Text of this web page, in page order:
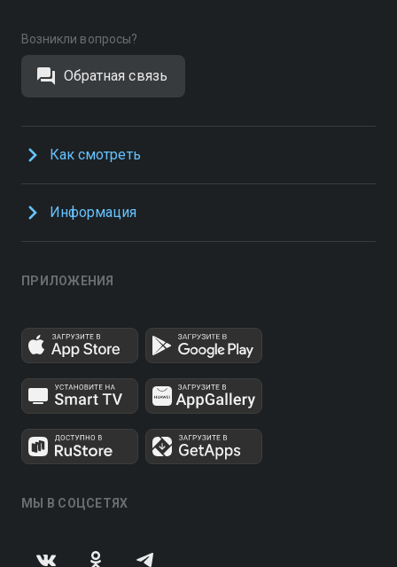
Возникли вопросы?
Обратная связь
Как смотреть
Информация
ПРИЛОЖЕНИЯ
МЫ В СОЦСЕТЯХ